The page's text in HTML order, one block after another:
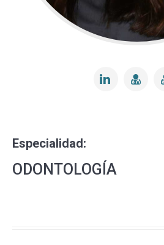
Especialidad:
ODONTOLOGÍA